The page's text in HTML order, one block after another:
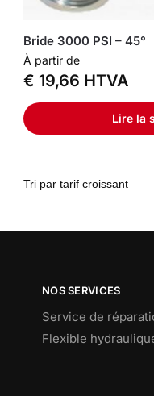
Bride 3000 PSI – 45°
À partir de
€ 19,66 HTVA
Lire la
NOS SERVICES
Service de
Flexible